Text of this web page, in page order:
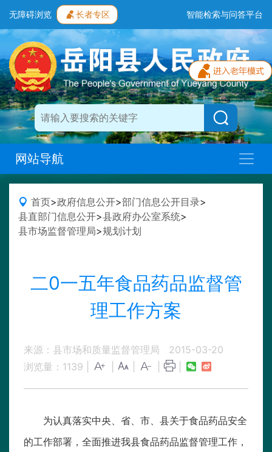
无障碍浏览 长者专区 智能检索与问答平台
网站导航
首页>政府信息公开>部门信息公开目录>
县直部门信息公开>县政府办公室系统>
县市场监督管理局>规划计划
二0一五年食品药品监督管
理工作方案
来源：县市场和质量监督管理局
2015-03-20
浏览量： 1139
为认真落实中央、省、市、县关于食品药品安全
的工作部署，全面推进我县食品药品监督管理工作，